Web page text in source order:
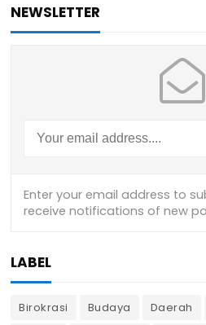
NEWSLETTER
LABEL
Birokrasi Budaya Daerah